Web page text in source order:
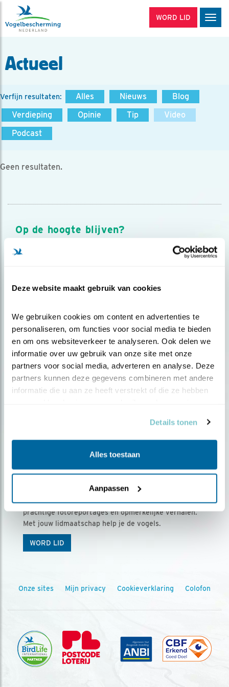
Deze website maakt gebruik van cookies
We gebruiken cookies om content en advertenties te
personaliseren, om functies voor social media te bieden
en om ons websiteverkeer te analyseren. Ook delen we
informatie over uw gebruik van onze site met onze
partners voor social media, adverteren en analyse. Deze
partners kunnen deze gegevens combineren met andere
informatie die u aan ze heeft verstrekt of die ze hebben
Details tonen
Alles toestaan
Aanpassen
WORD LID
Actueel
Verfijn resultaten: Alles Nieuws
Blog
Verdieping
Opinie Tip
Video
Podcast
Geen resultaten.
Op de hoogte blijven?
Meld je aan en ontvang nieuws, inspiratie, acties en tips
over vogels en activiteiten van Vogelbescherming.
Ontvang 5 x Vogels voor € 36,00 per jaar
Vogels is het tijdschrift voor onze leden, met
prachtige fotoreportages en opmerkelijke verhalen.
Met jouw lidmaatschap help je de vogels.
WORD LID
Onze sites Mijn privacy Cookieverklaring Colofon